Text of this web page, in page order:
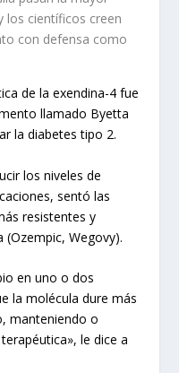
los científicos creen
con defensa como
de la exendina-4 fue
llamado Byetta
la diabetes tipo 2.
los niveles de
sentó las
resistentes y
Wegovy).
en uno o dos
la molécula dure más
manteniendo o
le dice a